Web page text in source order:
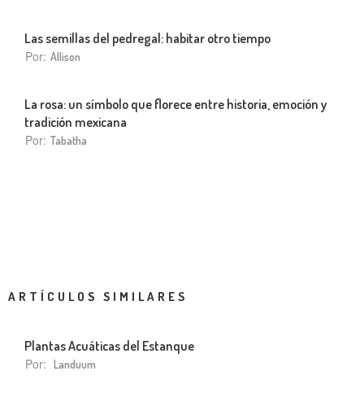
Las semillas del pedregal: habitar otro tiempo
Por: Allison
La rosa: un símbolo que florece entre historia, emoción y
tradición mexicana
Por: Tabatha
ARTÍCULOS SIMILARES
Plantas Acuáticas del Estanque
Por: Landuum